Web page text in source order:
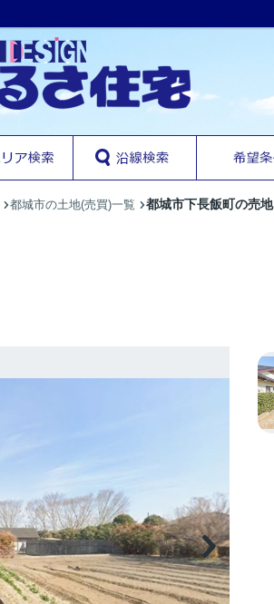
都城市の土地(売買)一覧 都城市下長飯町の売地